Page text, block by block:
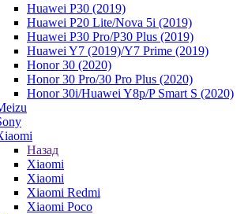
Huawei P30 (2019)
Huawei P20 Lite/Nova 5i (2019)
Huawei P30 Pro/P30 Plus (2019)
Huawei Y7 (2019)/Y7 Prime (2019)
Honor 30 (2020)
Honor 30 Pro/30 Pro Plus (2020)
Honor 30i/Huawei Y8p/P Smart S (2020)
Назад
Xiaomi
Xiaomi
Xiaomi Redmi
Xiaomi Poco